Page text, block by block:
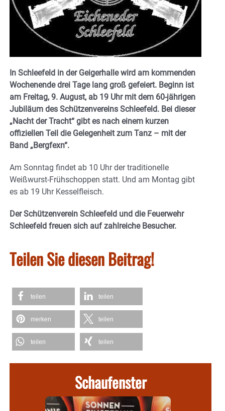
In Schleefeld in der Geigerhalle wird am kommenden
Wochenende drei Tage lang groß gefeiert. Beginn ist
am Freitag, 9. August, ab 19 Uhr mit dem 60-jährigen
Jubiläum des Schützenvereins Schleefeld. Bei dieser
„Nacht der Tracht“ gibt es nach einem kurzen
offiziellen Teil die Gelegenheit zum Tanz – mit der
Band „Bergfexn“.
Am Sonntag findet ab 10 Uhr der traditionelle
Weißwurst-Frühschoppen statt. Und am Montag gibt
es ab 19 Uhr Kesselfleisch.
Der Schützenverein Schleefeld und die Feuerwehr
Schleefeld freuen sich auf zahlreiche Besucher.
Teilen Sie diesen Beitrag!
teilen teilen
merken teilen
teilen teilen
Schaufenster